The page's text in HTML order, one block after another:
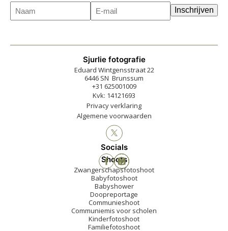
Naam
E-
mailadres(Vereist)
Inschrijven
Sjurlie fotografie
Eduard Wintgensstraat 22
6446 SN Brunssum
+31 625001009
Kvk: 14121693
Privacy verklaring
Algemene voorwaarden
Socials
Shoots
Zwangerschapsfotoshoot
Babyfotoshoot
Babyshower
Doopreportage
Communieshoot
Communiemis voor scholen
Kinderfotoshoot
Familiefotoshoot